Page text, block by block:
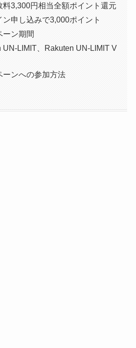
料3,300円相当全額ポイント還元
ン申し込みで3,000ポイント
ーン期間
UN-LIMIT、Rakuten UN-LIMIT V
ーンへの参加方法